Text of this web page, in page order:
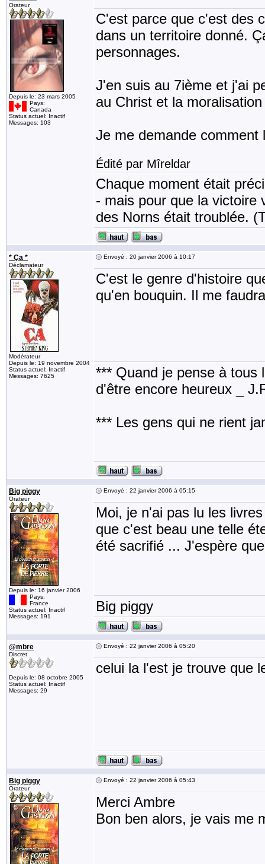
Orateur
Depuis le: 23 mars 2005
Pays:
Canada
Status actuel: Inactif
Messages: 103
C'est parce que c'est des
dans un territoire donné.
personnages.
J'en suis au 7ième et j'ai
au Christ et la
Je me demande
Édité par Mîreldar
Chaque moment était
- mais pour que la victoire
des Norns était troublée.
* Ça *
Déclamateur
Modérateur
Depuis le: 19 novembre 2004
Status actuel: Inactif
Messages: 7625
Envoyé : 20 janvier 2006 à 10:17
C'est le genre d'histoire
qu'en bouquin. Il me
*** Quand je pense à tous
d'être encore heureux _
*** Les gens qui ne rient
Big piggy
Orateur
Depuis le: 16 janvier 2006
Pays:
France
Status actuel: Inactif
Messages: 191
Envoyé : 22 janvier 2006 à 05:15
Moi, je n'ai pas lu les
que c'est beau une telle
été sacrifié ... J'espère
Big piggy
@mbre
Discret
Depuis le: 08 octobre 2005
Status actuel: Inactif
Messages: 29
Envoyé : 22 janvier 2006 à 05:20
celui la l'est je trouve que
Big piggy
Orateur
Envoyé : 22 janvier 2006 à 05:43
Merci Ambre
Bon ben alors, je vais me